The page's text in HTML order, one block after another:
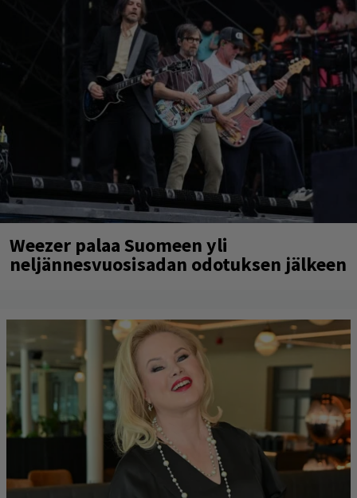
Weezer palaa Suomeen yli
neljännesvuosisadan odotuksen jälkeen